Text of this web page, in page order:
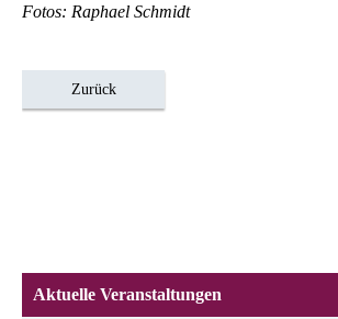
Fotos: Raphael Schmidt
Zurück
Aktuelle Veranstaltungen